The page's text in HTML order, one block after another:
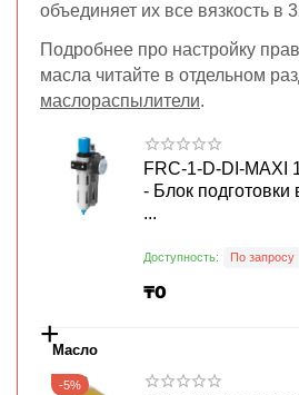
объединяет их все вязкость в
Подробнее про настройку
масла читайте в отдельном
маслораспылители.
FRC-1-D-DI-MAXI
- Блок подготовки
...
Доступность: По запросу
₸0
+Масло
-5%